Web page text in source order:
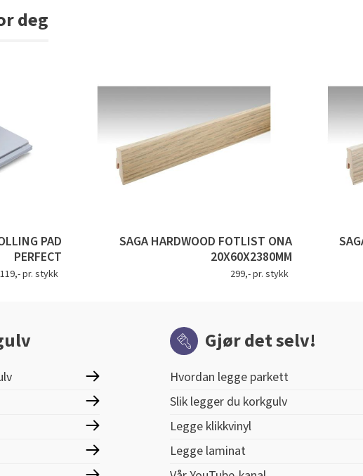
deg
PAD
PERFECT
119,- pr. stykk
SAGA HARDWOOD FOTLIST ONA
20X60X2380MM
299,- pr. stykk
Gjør det selv!
Hvordan legge parkett
Slik legger du korkgulv
Legge klikkvinyl
Legge laminat